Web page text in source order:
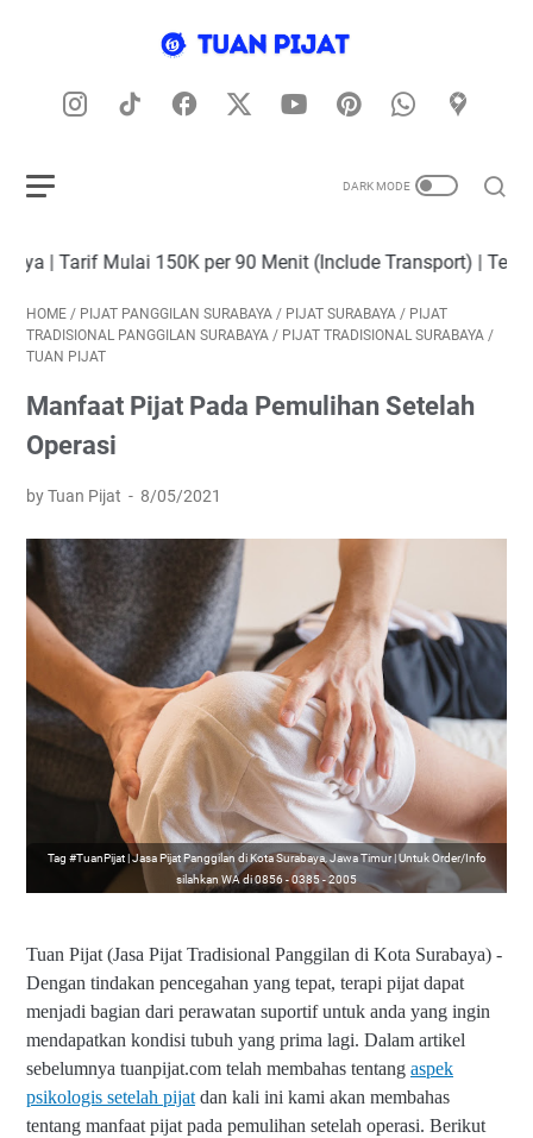
per 90 Menit (Include Transport) | Tersedia Terapis
HOME / PIJAT PANGGILAN SURABAYA / PIJAT SURABAYA / PIJAT
TRADISIONAL PANGGILAN SURABAYA / PIJAT TRADISIONAL SURABAYA /
TUAN PIJAT
Manfaat Pijat Pada Pemulihan Setelah
Operasi
by Tuan Pijat 8/05/2021
Tag #TuanPijat | Jasa Pijat Panggilan di Kota Surabaya, Jawa Timur | Untuk Order/Info
silahkan WA di 0856 - 0385 - 2005
Tuan Pijat (Jasa Pijat Tradisional Panggilan di Kota Surabaya) -
Dengan tindakan pencegahan yang tepat, terapi pijat dapat
menjadi bagian dari perawatan suportif untuk anda yang ingin
mendapatkan kondisi tubuh yang prima lagi. Dalam artikel
sebelumnya tuanpijat.com telah membahas tentang aspek
psikologis setelah pijat dan kali ini kami akan membahas
tentang manfaat pijat pada pemulihan setelah operasi. Berikut